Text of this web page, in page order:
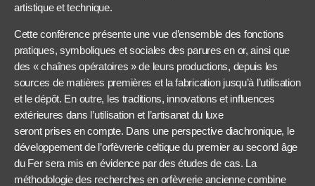
artistique et technique.
Cette conférence présente une vue d’ensemble des fonctions
pratiques, symboliques et sociales des parures en or, ainsi que
des « chaînes opératoires » de leurs productions, depuis les
sources de matières premières et la fabrication jusqu’à l’utilisation
et le dépôt. En outre, les traditions, innovations et influences
extérieures dans l’utilisation et l’artisanat du luxe
seront prises en compte. Dans une perspective diachronique, le
développement de l’orfèvrerie celtique du premier au second âge
du Fer sera mis en évidence par des études de cas. La
méthodologie des recherches en orfèvrerie ancienne combine